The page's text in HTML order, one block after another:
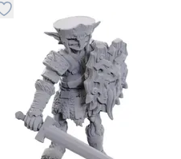
omiljeno
Dugme za dodavanje stvari u